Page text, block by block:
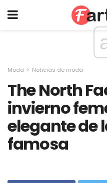
Moda Noticias de moda
The North
invierno
elegante de
famosa